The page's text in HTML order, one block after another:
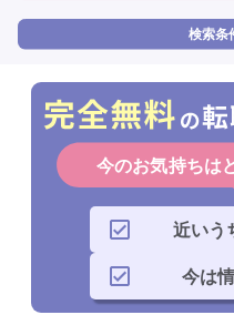
検索条
今のお気持ちは
近いう
今は